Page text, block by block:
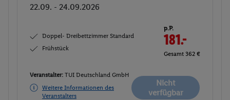
22.09. - 24.09.2026
Doppel- Dreibettzimmer Standard
Frühstück
p.P.
181.-
Gesamt 362 €
Veranstalter: TUI Deutschland GmbH
Weitere Informationen des
Veranstalters
Nicht
verfügbar